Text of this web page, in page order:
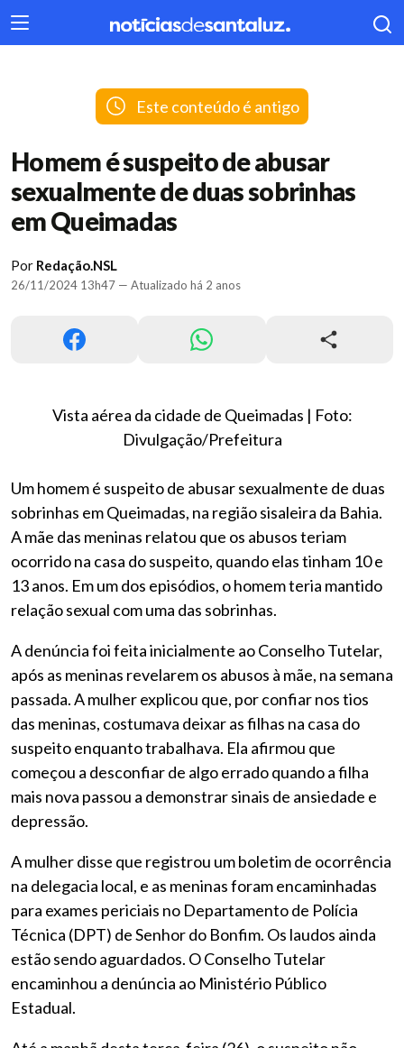
404
Este conteúdo é antigo
Homem é suspeito de abusar
sexualmente de duas sobrinhas
em Queimadas
Por Redação.NSL
26/11/2024 13h47 — Atualizado há 2 anos
Vista aérea da cidade de Queimadas | Foto:
Divulgação/Prefeitura
Um homem é suspeito de abusar sexualmente de duas
sobrinhas em Queimadas, na região sisaleira da Bahia.
A mãe das meninas relatou que os abusos teriam
ocorrido na casa do suspeito, quando elas tinham 10 e
13 anos. Em um dos episódios, o homem teria mantido
relação sexual com uma das sobrinhas.
A denúncia foi feita inicialmente ao Conselho Tutelar,
após as meninas revelarem os abusos à mãe, na semana
passada. A mulher explicou que, por confiar nos tios
das meninas, costumava deixar as filhas na casa do
suspeito enquanto trabalhava. Ela afirmou que
começou a desconfiar de algo errado quando a filha
mais nova passou a demonstrar sinais de ansiedade e
depressão.
A mulher disse que registrou um boletim de ocorrência
na delegacia local, e as meninas foram encaminhadas
para exames periciais no Departamento de Polícia
Técnica (DPT) de Senhor do Bonfim. Os laudos ainda
estão sendo aguardados. O Conselho Tutelar
encaminhou a denúncia ao Ministério Público
Estadual.